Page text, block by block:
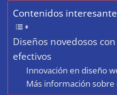
Contenidos
Diseños novedosos
efectivos
Innovación en diseño
Más información